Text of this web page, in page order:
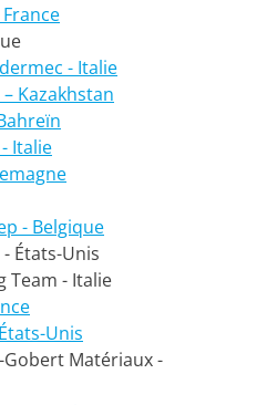
- Italie
Kazakhstan
Italie
- Belgique
États-Unis
Team - Italie
Unis
Matériaux -